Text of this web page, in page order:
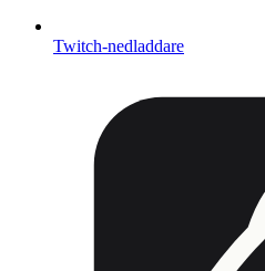
Twitch-nedladdare